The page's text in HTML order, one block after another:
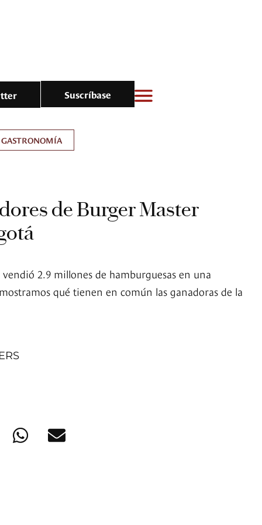
Suscríbase
GASTRONOMÍA
de Burger Master
2.9 millones de hamburguesas en una
qué tienen en común las ganadoras de la